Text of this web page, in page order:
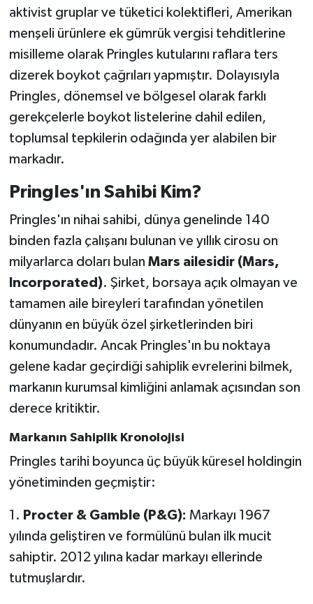
aktivist gruplar ve tüketici kolektifleri, Amerikan
menşeli ürünlere ek gümrük vergisi tehditlerine
misilleme olarak Pringles kutularını raflara ters
dizerek boykot çağrıları yapmıştır. Dolayısıyla
Pringles, dönemsel ve bölgesel olarak farklı
gerekçelerle boykot listelerine dahil edilen,
toplumsal tepkilerin odağında yer alabilen bir
markadır.
Pringles'ın Sahibi Kim?
Pringles'ın nihai sahibi, dünya genelinde 140
binden fazla çalışanı bulunan ve yıllık cirosu on
milyarlarca doları bulan Mars ailesidir (Mars,
Incorporated). Şirket, borsaya açık olmayan ve
tamamen aile bireyleri tarafından yönetilen
dünyanın en büyük özel şirketlerinden biri
konumundadır. Ancak Pringles'ın bu noktaya
gelene kadar geçirdiği sahiplik evrelerini bilmek,
markanın kurumsal kimliğini anlamak açısından son
derece kritiktir.
Markanın Sahiplik Kronolojisi
Pringles tarihi boyunca üç büyük küresel holdingin
yönetiminden geçmiştir:
1. Procter & Gamble (P&G): Markayı 1967
yılında geliştiren ve formülünü bulan ilk mucit
sahiptir. 2012 yılına kadar markayı ellerinde
tutmuşlardır.